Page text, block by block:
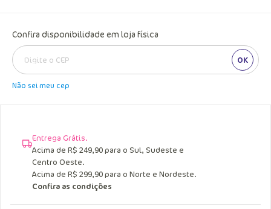
Confira disponibilidade em loja física
OK
Não sei meu cep
Entrega Grátis.
Acima de R$ 249,90 para o Sul, Sudeste e
Centro Oeste.
Acima de R$ 299,90 para o Norte e Nordeste.
Confira as condições